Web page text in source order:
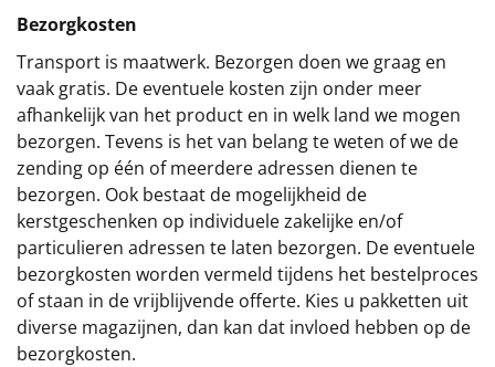
Bezorgkosten
Transport is maatwerk. Bezorgen doen we graag en
vaak gratis. De eventuele kosten zijn onder meer
afhankelijk van het product en in welk land we mogen
bezorgen. Tevens is het van belang te weten of we de
zending op één of meerdere adressen dienen te
bezorgen. Ook bestaat de mogelijkheid de
kerstgeschenken op individuele zakelijke en/of
particulieren adressen te laten bezorgen. De eventuele
bezorgkosten worden vermeld tijdens het bestelproces
of staan in de vrijblijvende offerte. Kies u pakketten uit
diverse magazijnen, dan kan dat invloed hebben op de
bezorgkosten.